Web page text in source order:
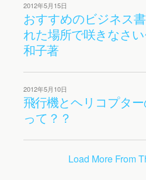
2012年5月15日
おすすめのビジネス
れた場所で咲きなさ
和子著
2012年5月10日
飛行機とヘリコプター
って？？
Load More From